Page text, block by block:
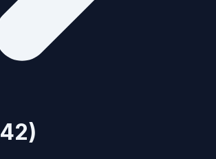
42)